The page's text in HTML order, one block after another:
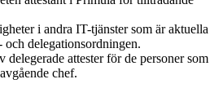
i andra IT-tjänster som är aktuella
och delegationsordningen.
delegerade attester för de personer som
chef.